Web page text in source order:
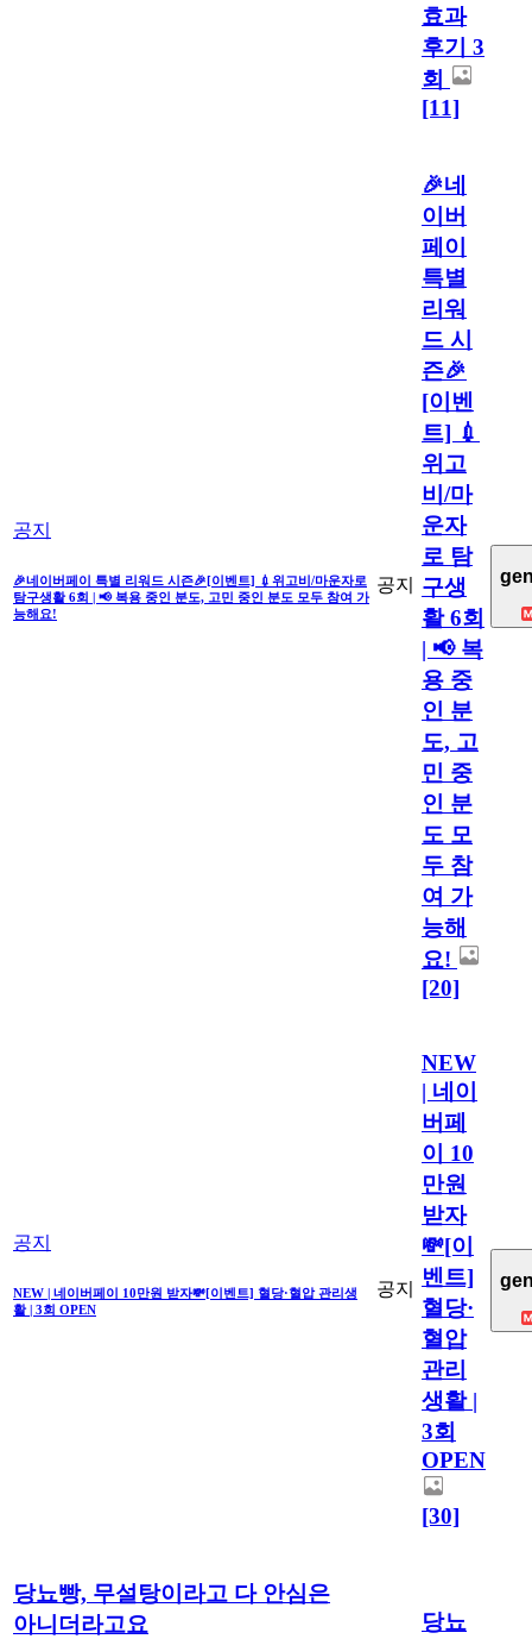
효과
후기 3
회
[11]
공지
🎉네이버페이 특별 리워드 시즌🎉[이벤트] 💉위고비/마운자로
탐구생활 6회 | 📢 복용 중인 분도, 고민 중인 분도 모두 참여 가
능해요!
공지
🎉네
이버
페이
특별
리워
드 시
즌🎉
[이벤
트] 💉
위고
비/마
운자
로 탐
구생
활 6회
| 📢 복
용 중
인 분
도, 고
민 중
인 분
도 모
두 참
여 가
능해
요!
[20]
공지
NEW | 네이버페이 10만원 받자💸[이벤트] 혈당·혈압 관리생
활 | 3회 OPEN
공지
NEW
| 네이
버페
이 10
만원
받자
💸[이
벤트]
혈당·
혈압
관리
생활 |
3회
OPEN
[30]
당뇨빵, 무설탕이라고 다 안심은
아니더라고요
당뇨